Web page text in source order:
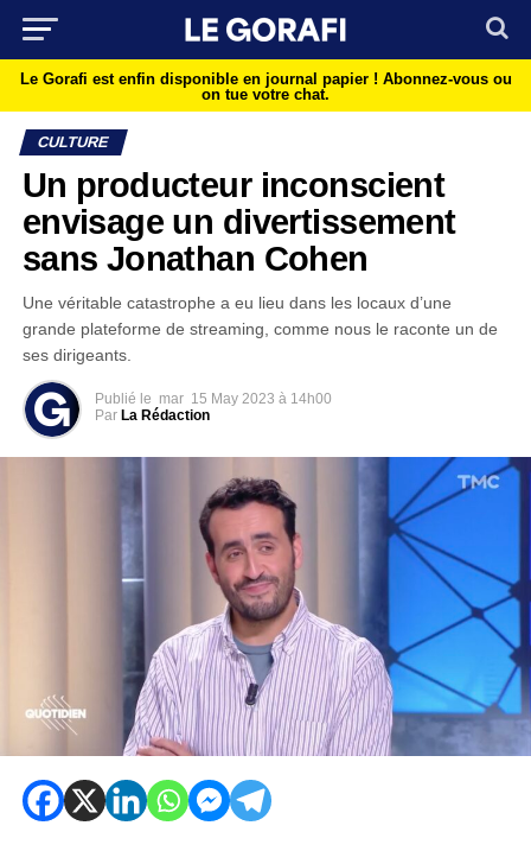
Le Gorafi est enfin disponible en journal papier ! Abonnez-vous ou
on tue votre chat.
CULTURE
Un producteur inconscient
envisage un divertissement
sans Jonathan Cohen
Une véritable catastrophe a eu lieu dans les locaux d’une
grande plateforme de streaming, comme nous le raconte un de
ses dirigeants.
Publié le mar 15 May 2023 à 14h00
Par La Rédaction